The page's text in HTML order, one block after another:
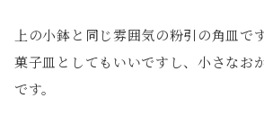
上の小鉢と同じ雰囲気の粉引の角皿です
菓子皿としてもいいですし、小さなお
です。